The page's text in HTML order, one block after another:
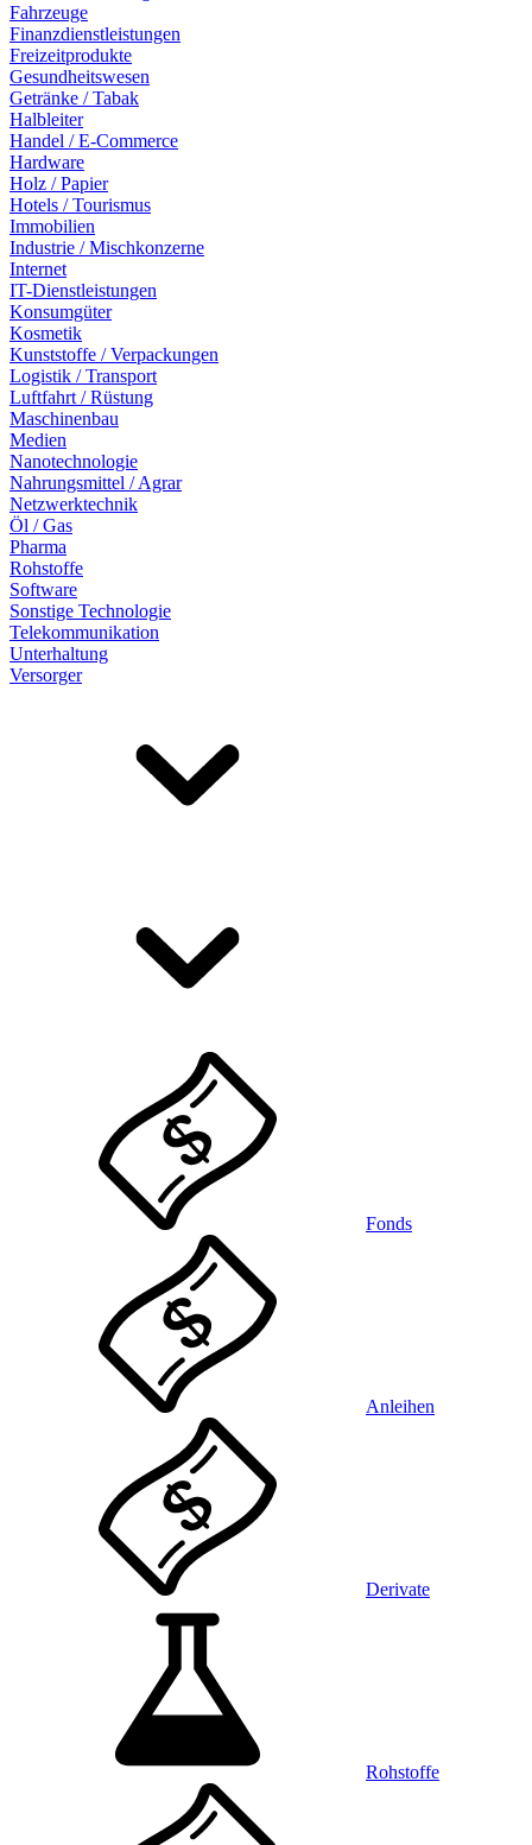
Fahrzeuge
Finanzdienstleistungen
Freizeitprodukte
Gesundheitswesen
Getränke / Tabak
Halbleiter
Handel / E-Commerce
Hardware
Holz / Papier
Hotels / Tourismus
Immobilien
Industrie / Mischkonzerne
Internet
IT-Dienstleistungen
Konsumgüter
Kosmetik
Kunststoffe / Verpackungen
Logistik / Transport
Luftfahrt / Rüstung
Maschinenbau
Medien
Nanotechnologie
Nahrungsmittel / Agrar
Netzwerktechnik
Öl / Gas
Pharma
Rohstoffe
Software
Sonstige Technologie
Telekommunikation
Unterhaltung
Versorger
Fonds
Anleihen
Derivate
Rohstoffe